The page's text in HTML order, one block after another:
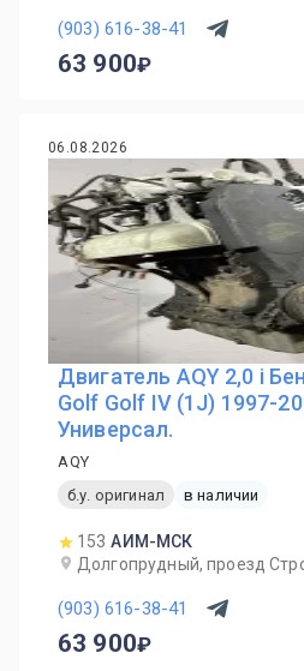
(903) 616-38-41
63 900
06.08.2026
Двигатель AQY 2,0 i
Golf Golf IV (1J) 1997-
Универсал.
AQY
б.у. оригинал
в наличии
153 АИМ-МСК
Долгопрудный, проезд
(903) 616-38-41
63 900